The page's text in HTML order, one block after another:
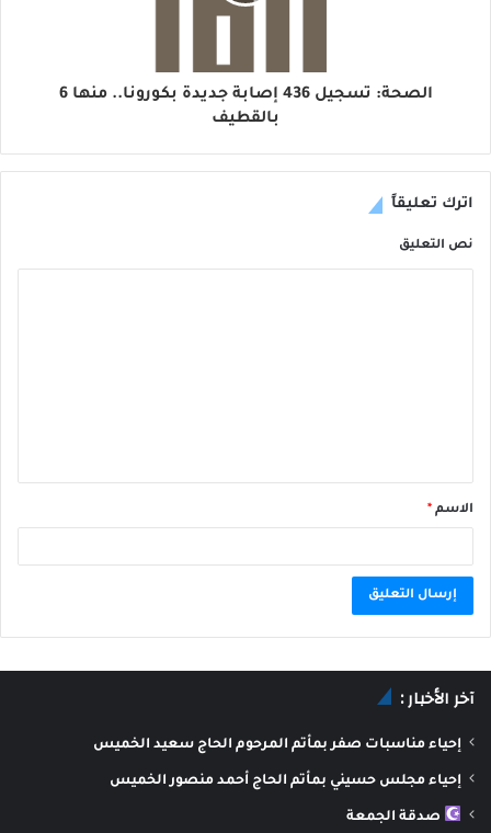
الصحة: تسجيل 436 إصابة جديدة بكورونا.. منها 6
بالقطيف
اترك تعليقاً
نص التعليق
الاسم *
t
آخر الأخبار :
إحياء مناسبات صفر بمأتم المرحوم الحاج سعيد الخميس
إحياء مجلس حسيني بمأتم الحاج أحمد منصور الخميس
صدقة الجمعة